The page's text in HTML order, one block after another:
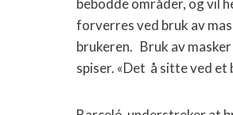
bebodde områder, og vil
forverres ved bruk av
brukeren. Bruk av
spiser. «Det å sitte ved